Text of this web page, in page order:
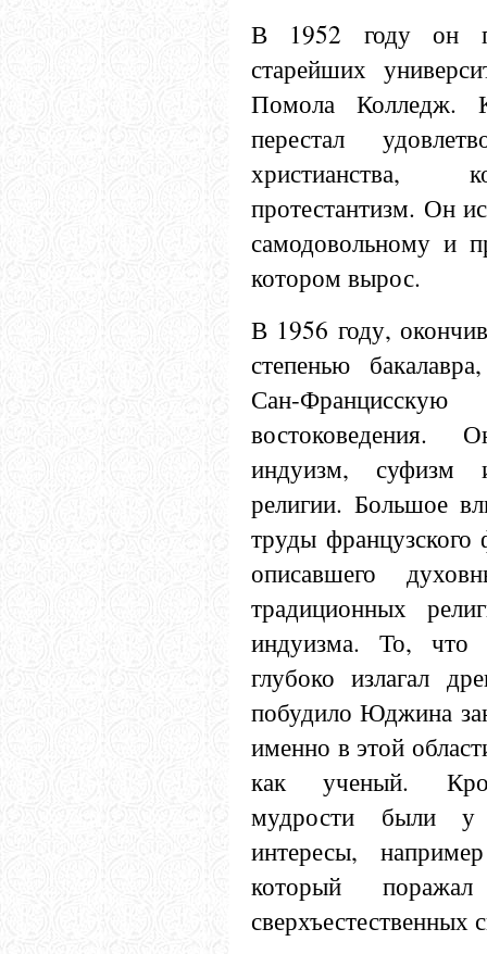
В 1952 году он
старейших
Помола Колледж.
перестал
христианства,
протестантизм. Он
самодовольному и
котором вырос.
В 1956 году,
степенью
Сан-
востоковедения.
индуизм, суфизм
религии. Большое
труды
описавшего
традиционных
индуизма. То, что
глубоко излагал
побудило Юджина
именно в этой
как ученый.
мудрости были
интересы,
который
сверхъестественных